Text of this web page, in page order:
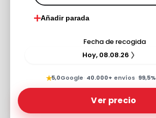
Añadir parada
Fecha de recogida
Hoy, 08.08.26
★5,0Google· 40.000+ envíos· 99,5%
Ver precio